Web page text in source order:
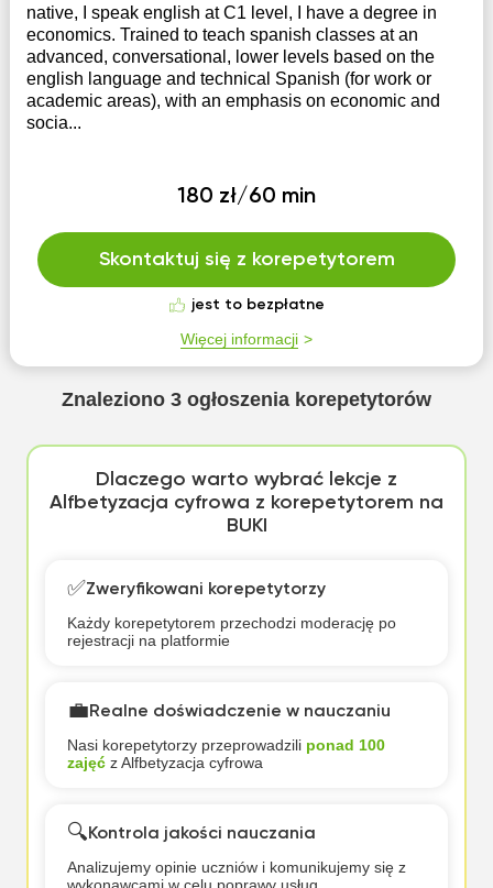
native, I speak english at C1 level, I have a degree in
economics. Trained to teach spanish classes at an
advanced, conversational, lower levels based on the
english language and technical Spanish (for work or
academic areas), with an emphasis on economic and
socia...
180 zł/60 min
Skontaktuj się z korepetytorem
jest to bezpłatne
Więcej informacji
Znaleziono 3 ogłoszenia korepetytorów
Dlaczego warto wybrać lekcje z
Alfbetyzacja cyfrowa z korepetytorem na
BUKI
✅Zweryfikowani korepetytorzy
Każdy korepetytorem przechodzi moderację po
rejestracji na platformie
💼Realne doświadczenie w nauczaniu
Nasi korepetytorzy przeprowadzili ponad 100
zajęćz Alfbetyzacja cyfrowa
🔍Kontrola jakości nauczania
Analizujemy opinie uczniów i komunikujemy się z